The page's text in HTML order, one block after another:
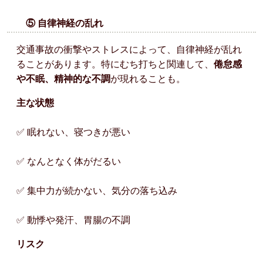
⑤ 自律神経の乱れ
交通事故の衝撃やストレスによって、自律神経が乱れ
ることがあります。特にむち打ちと関連して、 倦怠感
や不眠、精神的な不調が現れることも。
主な状態
✅ 眠れない、寝つきが悪い
✅ なんとなく体がだるい
✅ 集中力が続かない、気分の落ち込み
✅ 動悸や発汗、胃腸の不調
リスク